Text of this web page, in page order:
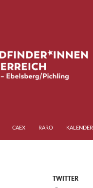
CAEX RARO KALENDER
TWITTER